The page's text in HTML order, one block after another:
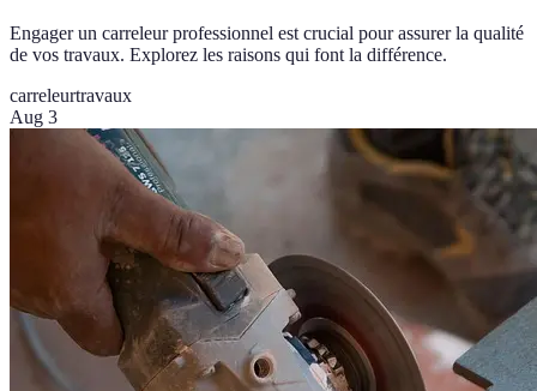
Engager un carreleur professionnel est crucial pour assurer la qualité
de vos travaux. Explorez les raisons qui font la différence.
carreleurtravaux
Aug 3